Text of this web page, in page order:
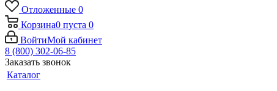
Отложенные 0
Корзина0 пуста 0
ВойтиМой кабинет
8 (800) 302-06-85
Заказать звонок
Каталог